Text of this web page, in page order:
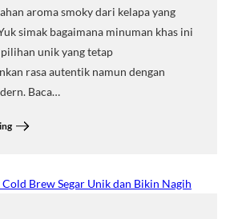
aroma smoky dari kelapa yang
simak bagaimana minuman khas ini
unik yang tetap
rasa autentik namun dengan
Baca…